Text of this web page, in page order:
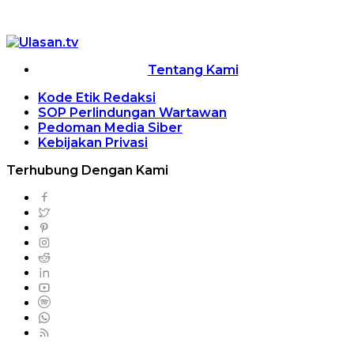
Tentang Kami
Kode Etik Redaksi
SOP Perlindungan Wartawan
Pedoman Media Siber
Kebijakan Privasi
Terhubung Dengan Kami